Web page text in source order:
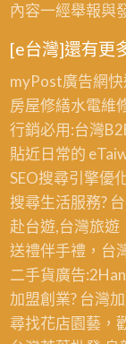
內容一經舉報與
[e台灣]還有更
myPost廣告網
房屋修繕水電維
行銷必用:台灣
貼近日常的
SEO搜尋引擎優
搜尋生活服務?
赴台遊,台灣旅遊
送禮伴手禮，台
二手貨廣告
加盟創業? 台灣
尋找花店園藝，